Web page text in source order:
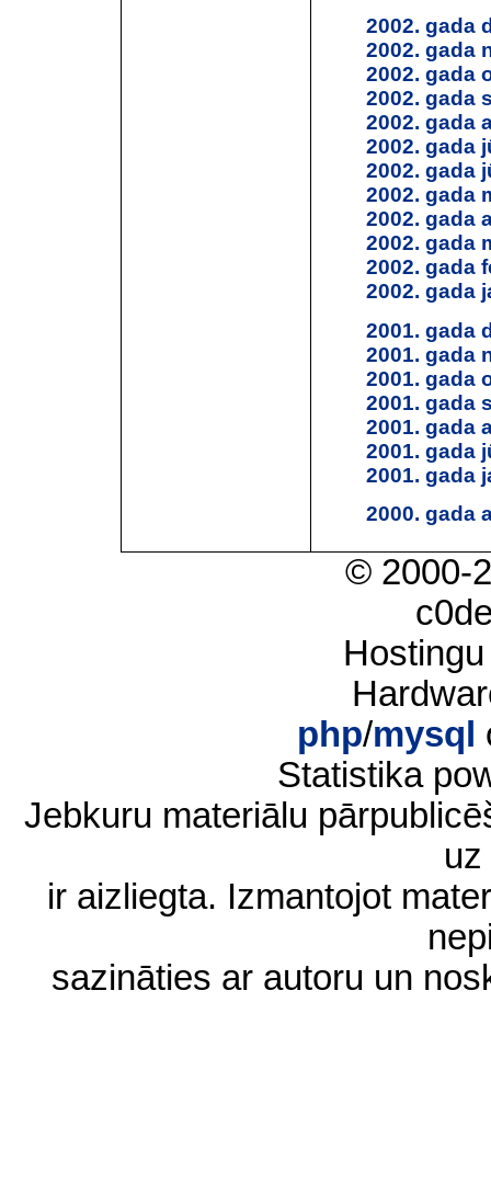
2002. gada
2002. gada
2002. gada
2002. gada
2002. gada
2002. gada
2002. gada
2002. gada
2002. gada
2002. gada
2002. gada
2002. gada
2001. gada
2001. gada
2001. gada
2001. gada
2001. gada
2001. gada
2001. gada
2000. gada
© 2000-
php/mysql
Statistika
Jebkuru materiālu
ir aizliegta. Izmantojot
sazināties ar autoru un